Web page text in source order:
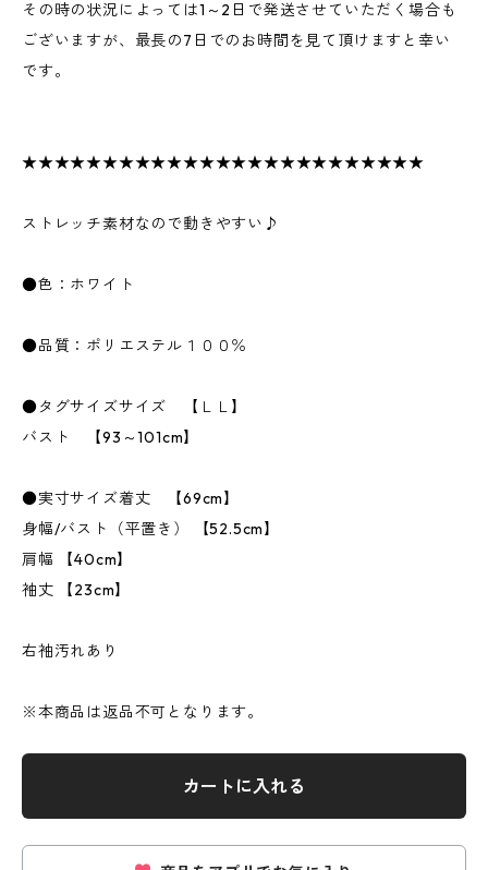
その時の状況によっては1～2日で発送させていただく場合も
ございますが、最長の7日でのお時間を見て頂けますと幸い
です。
★★★★★★★★★★★★★★★★★★★★★★★★★
ストレッチ素材なので動きやすい♪
●色：ホワイト
●品質：ポリエステル１００％
●タグサイズサイズ 【ＬＬ】
バスト 【93～101cm】
●実寸サイズ着丈 【69cm】
身幅/バスト（平置き） 【52.5cm】
肩幅 【40cm】
袖丈 【23cm】
右袖汚れあり
※本商品は返品不可となります。
カートに入れる